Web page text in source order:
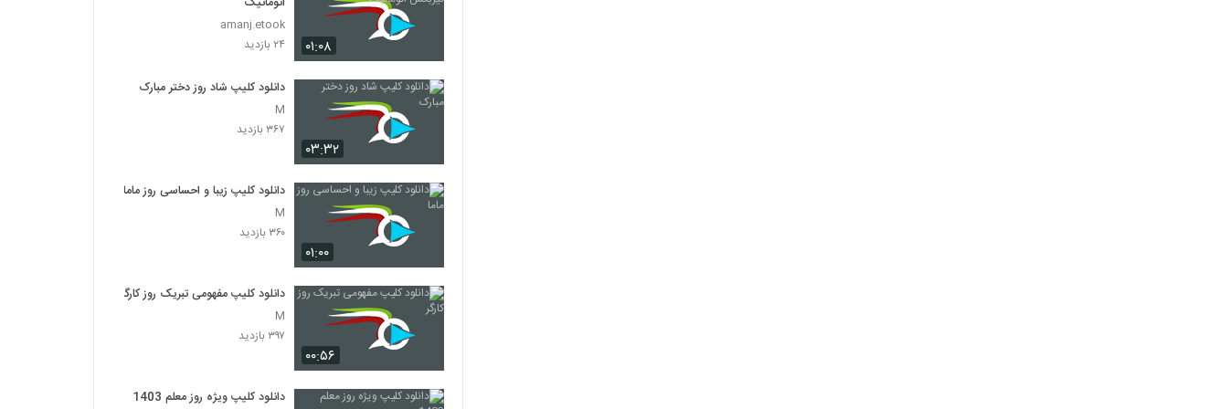
۰۱:۰۸
amanj.etook
۲۴ بازدید
۰۳:۳۲
دانلود کلیپ شاد روز دختر مبارک
M
۳۶۷ بازدید
۰۱:۰۰
دانلود کلیپ زیبا و احساسی روز ماما
M
۳۶۰ بازدید
۰۰:۵۶
دانلود کلیپ مفهومی تبریک روز کارگر
M
۳۹۷ بازدید
دانلود کلیپ ویژه روز معلم 1403